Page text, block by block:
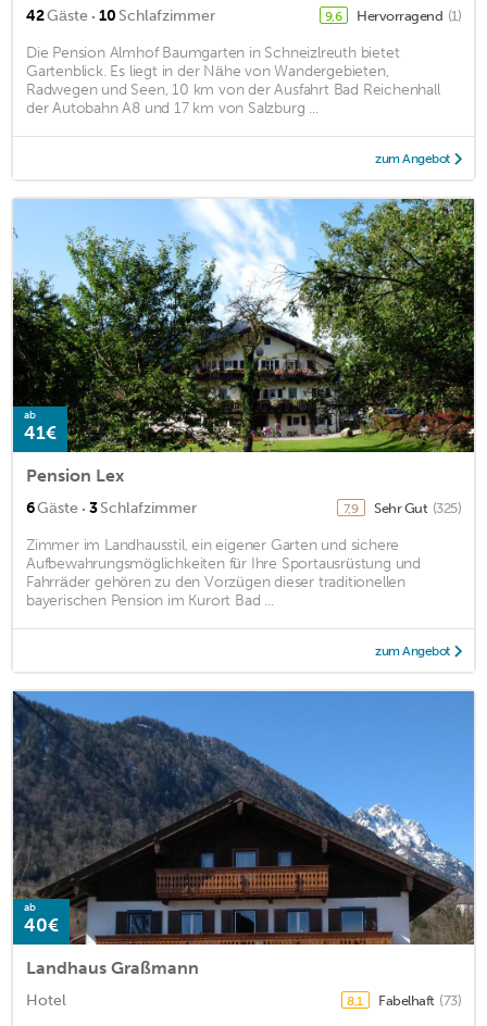
42Gäste · 10 Schlafzimmer 9,6 Hervorragend (1)
Die Pension Almhof Baumgarten in Schneizlreuth bietet
Gartenblick. Es liegt in der Nähe von Wandergebieten,
Radwegen und Seen, 10 km von der Ausfahrt Bad Reichenhall
der Autobahn A8 und 17 km von Salzburg ...
zum Angebot
ab
41€
Pension Lex
6Gäste · 3Schlafzimmer 7,9 Sehr Gut (325)
Zimmer im Landhausstil, ein eigener Garten und sichere
Aufbewahrungsmöglichkeiten für Ihre Sportausrüstung und
Fahrräder gehören zu den Vorzügen dieser traditionellen
bayerischen Pension im Kurort Bad ...
zum Angebot
ab
40€
Landhaus Graßmann
Hotel 8,1 Fabelhaft (73)